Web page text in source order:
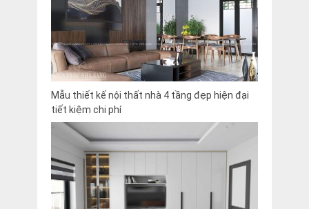
Mẫu thiết kế nội thất nhà 4 tầng đẹp hiện đại
tiết kiệm chi phí